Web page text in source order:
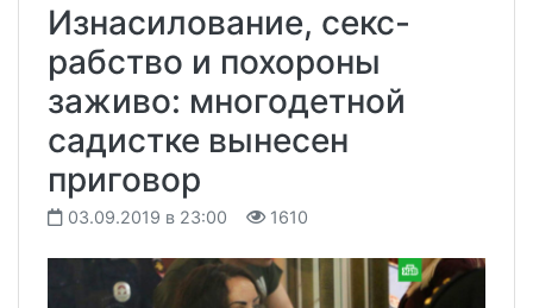
Изнасилование, секс-
рабство и похороны
заживо: многодетной
садистке вынесен
приговор
03.09.2019 в 23:00 1610